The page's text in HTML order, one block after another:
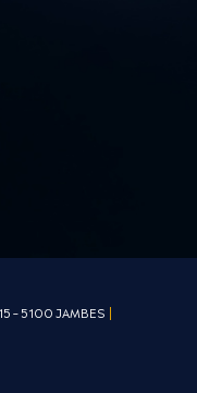
– 5100 JAMBES |